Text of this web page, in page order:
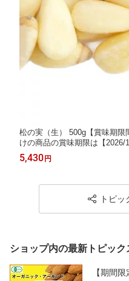
松の実（生） 500g【賞味期
けの商品の賞味期限は【2026/
5,430円
トピ
ショップ内の最新トピック
【期間